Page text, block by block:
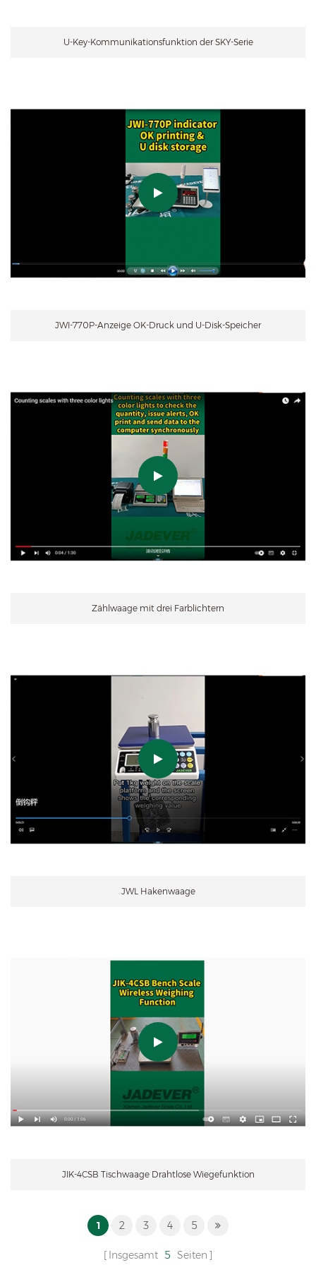
U-Key-Kommunikationsfunktion der SKY-Serie
JWI-770P-Anzeige OK-Druck und U-Disk-Speicher
Zählwaage mit drei Farblichtern
JWL Hakenwaage
JIK-4CSB Tischwaage Drahtlose Wiegefunktion
1 2 3 4 5
Insgesamt 5 Seiten